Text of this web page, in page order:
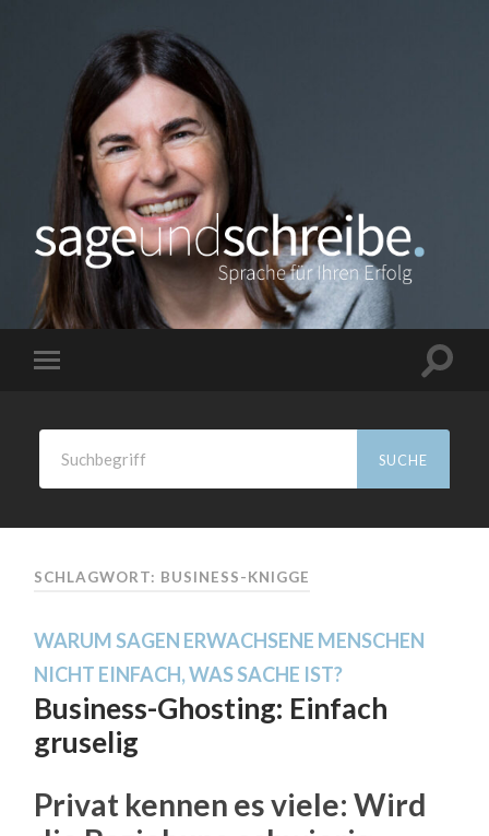
SCHLAGWORT: BUSINESS-KNIGGE
WARUM SAGEN ERWACHSENE MENSCHEN
NICHT EINFACH, WAS SACHE IST?
Business-Ghosting: Einfach
gruselig
Privat kennen es viele: Wird